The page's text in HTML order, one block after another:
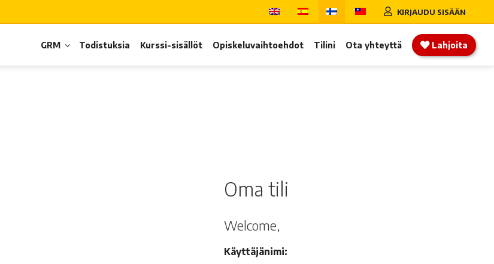
KIRJAUDU SISÄÄN
GRM Todistuksia Kurssi-sisällöt Opiskeluvaihtoehdot Tilini Ota yhteyttä Lahjoita
Oma tili
Welcome,
Käyttäjänimi: